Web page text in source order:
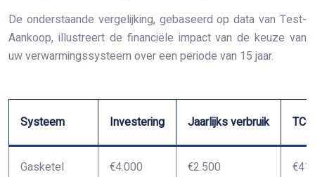
De onderstaande vergelijking, gebaseerd op data van Test-
Aankoop, illustreert de financiële impact van de keuze van
uw verwarmingssysteem over een periode van 15 jaar.
Systeem Investering Jaarlijks verbruik
Gasketel €4.000 €2.500